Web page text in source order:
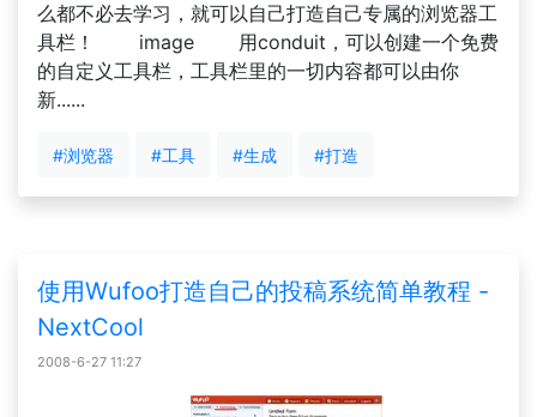
么都不必去学习，就可以自己打造自己专属的浏览器工
具栏！ image 用conduit，可以创建一个免费
的自定义工具栏，工具栏里的一切内容都可以由你
新......
#浏览器 #工具 #生成 #打造
使用Wufoo打造自己的投稿系统简单教程 -
NextCool
2008-6-27 11:27